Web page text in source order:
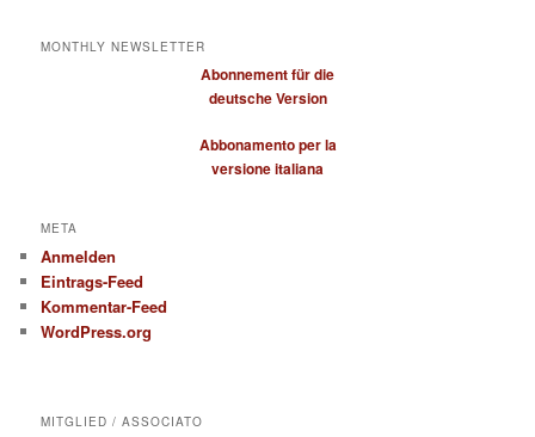
MONTHLY NEWSLETTER
Abonnement für die
deutsche Version
Abbonamento per la
versione italiana
META
Anmelden
Eintrags-Feed
Kommentar-Feed
WordPress.org
MITGLIED / ASSOCIATO